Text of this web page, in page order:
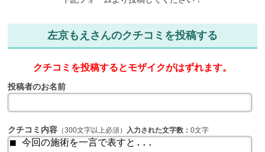
左京もえさんのクチコミを投稿する
クチコミを投稿するとモザイクがはずれます。
投稿者のお名前
クチコミ内容 （300文字以上必須） 入力された文字数：0文字